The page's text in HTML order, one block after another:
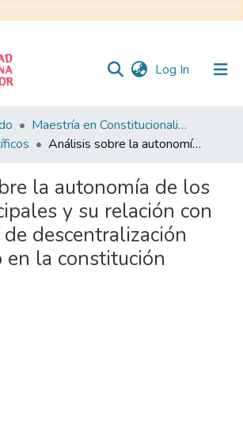
Log In (current)
Maestría en Constitucionalismo Contemporáneo y Gobernanza Local
Análisis sobre la autonomía de los GAD municipales y su relación con el principio de descentralización establecido en la constitución
la autonomía de los
y su relación con
descentralización
en la constitución